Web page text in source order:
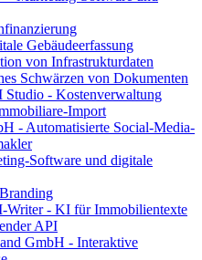
Gebäudeerfassung
von Infrastrukturdaten
Schwärzen von Dokumenten
Studio - Kostenverwaltung
Import
- Automatisierte Social-Media-
Software und digitale
Writer - KI für Immobilientexte
API
GmbH - Interaktive